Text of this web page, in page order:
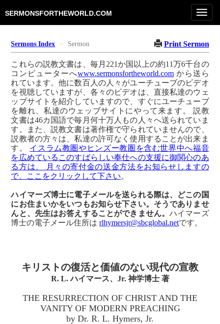
SERMONSFORTHEWORLD.COM
Sermons Index Sermon Print Sermon
これらの説教文書は、毎月221か国以上の約11万6千台の
コンピューターへwww.sermonsfortheworld.comから送ら
れています。他に数百人の人々がユーチューブのビデオ
を視聴していますが、各々のビデオは、直接私達のウェ
ッブサイトを紹介していますので、すぐにユーチューブ
を離れ、私達のウェッブサイトにやって来ます。 説教
文書は46カ国語で毎月何十万人もの人々へ送られていま
す。また、説教文書は著作権で守られていませんので、
説教者の方々は、私達の許可なく使用することが出来ま
す。 イスラム教圏やヒンズー教圏を含む世界中へ福音
を広めているこのすばらしい奉仕への支援に御関心のあ
る方は、 月々の寄付金の送金方法をお知らせしますの
で、ここをクリックして下さい。
ハイマーズ博士に電子メールを送られる際は、どこの国
にお住まいかをいつもお知らせ下さい。そうでありませ
んと、先生はお答えすることができません。ハイマーズ
博士の電子メール住所はrlhymersjr@sbcglobal.netです。
キリストの復活と価値のない現代の宣教
R. L. ハイマース、Jr. 神学博士 著
THE RESURRECTION OF CHRIST AND THE
VANITY OF MODERN PREACHING
by Dr. R. L. Hymers, Jr.